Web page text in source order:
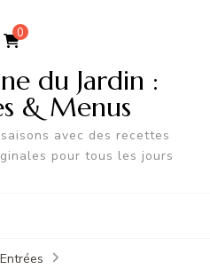
0
du Jardin :
& Menus
avec des recettes
pour tous les jours
Entrées